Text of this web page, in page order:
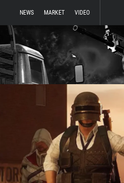
NEWS MARKET VIDEO